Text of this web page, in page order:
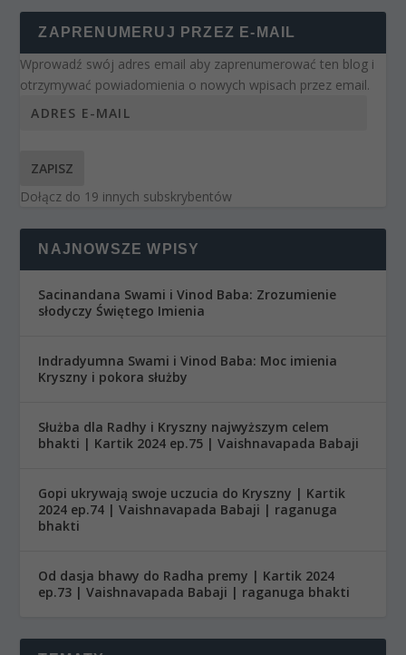
ZAPRENUMERUJ PRZEZ E-MAIL
Wprowadź swój adres email aby zaprenumerować ten blog i
otrzymywać powiadomienia o nowych wpisach przez email.
ZAPISZ
Dołącz do 19 innych subskrybentów
NAJNOWSZE WPISY
Sacinandana Swami i Vinod Baba: Zrozumienie
słodyczy Świętego Imienia
Indradyumna Swami i Vinod Baba: Moc imienia
Kryszny i pokora służby
Służba dla Radhy i Kryszny najwyższym celem
bhakti | Kartik 2024 ep.75 | Vaishnavapada Babaji
Gopi ukrywają swoje uczucia do Kryszny | Kartik
2024 ep.74 | Vaishnavapada Babaji | raganuga
bhakti
Od dasja bhawy do Radha premy | Kartik 2024
ep.73 | Vaishnavapada Babaji | raganuga bhakti